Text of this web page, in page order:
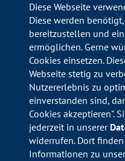
Diese Webseite
Diese werden
bereitzustellen und
ermöglichen. Gerne
Cookies einsetzen.
Webseite stetig zu
Nutzererlebnis zu
einverstanden sind,
Cookies akzeptieren".
jederzeit in unserer
widerrufen. Dort
Informationen zu